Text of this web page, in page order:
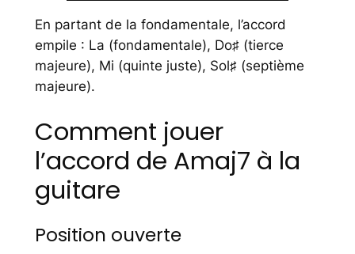
En partant de la fondamentale, l’accord
empile : La (fondamentale), Do♯ (tierce
majeure), Mi (quinte juste), Sol♯ (septième
majeure).
Comment jouer
l’accord de Amaj7 à la
guitare
Position ouverte